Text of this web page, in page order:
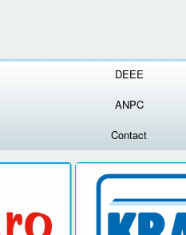
DEEE
ANPC
Contact